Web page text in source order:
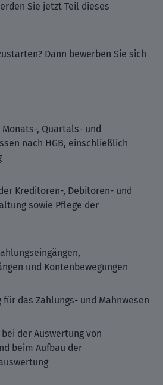
Sie jetzt Teil dieses
Dann bewerben Sie sich
, Quartals- und
nach HGB, einschließlich
Kreditoren-, Debitoren- und
sowie Pflege der
und Kontenbewegungen
das Zahlungs- und Mahnwesen
der Auswertung von
beim Aufbau der